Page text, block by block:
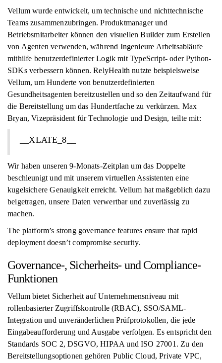
Vellum wurde entwickelt, um technische und nichttechnische
Teams zusammenzubringen. Produktmanager und
Betriebsmitarbeiter können den visuellen Builder zum Erstellen
von Agenten verwenden, während Ingenieure Arbeitsabläufe
mithilfe benutzerdefinierter Logik mit TypeScript- oder Python-
SDKs verbessern können. RelyHealth nutzte beispielsweise
Vellum, um Hunderte von benutzerdefinierten
Gesundheitsagenten bereitzustellen und so den Zeitaufwand für
die Bereitstellung um das Hundertfache zu verkürzen. Max
Bryan, Vizepräsident für Technologie und Design, teilte mit:
__XLATE_8__
Wir haben unseren 9-Monats-Zeitplan um das Doppelte
beschleunigt und mit unserem virtuellen Assistenten eine
kugelsichere Genauigkeit erreicht. Vellum hat maßgeblich dazu
beigetragen, unsere Daten verwertbar und zuverlässig zu
machen.
The platform’s strong governance features ensure that rapid
deployment doesn’t compromise security.
Governance-, Sicherheits- und Compliance-
Funktionen
Vellum bietet Sicherheit auf Unternehmensniveau mit
rollenbasierter Zugriffskontrolle (RBAC), SSO/SAML-
Integration und unveränderlichen Prüfprotokollen, die jede
Eingabeaufforderung und Ausgabe verfolgen. Es entspricht den
Standards SOC 2, DSGVO, HIPAA und ISO 27001. Zu den
Bereitstellungsoptionen gehören Public Cloud, Private VPC,